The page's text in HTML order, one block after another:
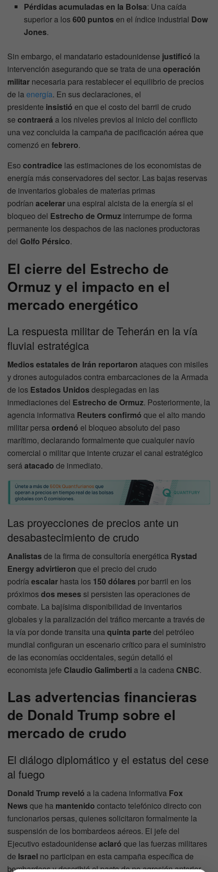
Pérdidas acumuladas en la Bolsa: Una caída
superior a los600 puntos en el índice industrial Dow
Jones.
Sin embargo, el mandatario estadounidense justificó la
intervención asegurando que se trata de unaoperación
militar necesaria para restablecer el equilibrio de precios
de laenergía. En sus declaraciones, el
presidente insistió en que el costo del barril de crudo
se contraerá a los niveles previos al inicio del conflicto
una vez concluida la campaña de pacificación aérea que
comenzó en febrero.
Eso contradice las estimaciones de los economistas de
energía más conservadores del sector. Las bajas reservas
de inventarios globales de materias primas
podrían acelerar una espiral alcista de la energía si el
bloqueo del Estrecho de Ormuz interrumpe de forma
permanente los despachos de las naciones productoras
del Golfo Pérsico.
El cierre del Estrecho de
Ormuz y el impacto en el
mercado energético
La respuesta militar de Teherán en la vía
fluvial estratégica
Medios estatales de Irán reportaron ataques con misiles
y drones autoguiados contra embarcaciones de la Armada
de los Estados Unidos desplegadas en las
inmediaciones del Estrecho de Ormuz. Posteriormente, la
agencia informativa Reuters confirmó que el alto mando
militar persaordenó el bloqueo absoluto del paso
marítimo, declarando formalmente que cualquier navío
comercial o militar que intente cruzar el canal estratégico
seráatacado de inmediato.
Las proyecciones de precios ante un
desabastecimiento de crudo
Analistas de la firma de consultoría energética Rystad
Energyadvirtieron que el precio del crudo
podríaescalar hasta los 150 dólares por barril en los
próximosdos meses si persisten las operaciones de
combate. La bajísima disponibilidad de inventarios
globales y la paralización del tráfico mercante a través de
la vía por donde transita unaquinta partedel petróleo
mundial configuran un escenario crítico para el suministro
de las economías occidentales, según detalló el
economista jefe Claudio Galimberti a la cadena CNBC.
Las advertencias financieras
de Donald Trump sobre el
mercado de crudo
El diálogo diplomático y el estatus del cese
al fuego
Donald Trump reveló a la cadena informativa Fox
News que ha mantenido contacto telefónico directo con
funcionarios persas, quienes solicitaron formalmente la
suspensión de los bombardeos aéreos. El jefe del
Ejecutivo estadounidense aclaró que las fuerzas militares
de Israel no participan en esta campaña específica de
bombardeos y describió el pacto de no agresión anterior